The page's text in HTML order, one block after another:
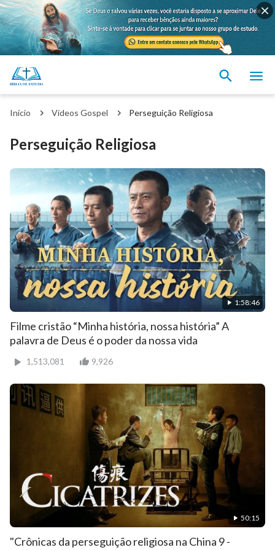
Início Vídeos Gospel Perseguição Religiosa
Perseguição Religiosa
1:58:46
Filme cristão “Minha história, nossa história” A
palavra de Deus é o poder da nossa vida
1,513,081 9,926
50:15
"Crônicas da perseguição religiosa na China 9 -